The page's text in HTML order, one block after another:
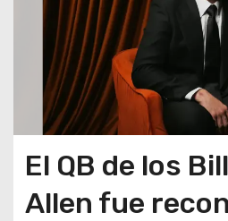
El QB de los
Allen fue